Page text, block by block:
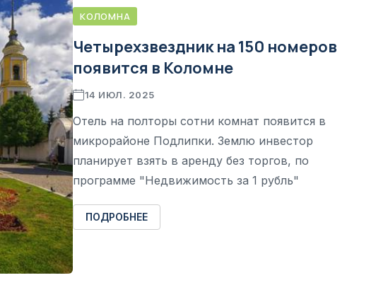
КОЛОМНА
Четырехзвездник на 150 номеров
появится в Коломне
14 ИЮЛ. 2025
Отель на полторы сотни комнат появится в
микрорайоне Подлипки. Землю инвестор
планирует взять в аренду без торгов, по
программе "Недвижимость за 1 рубль"
ПОДРОБНЕЕ